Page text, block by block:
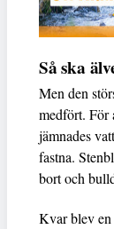
Så ska
Men den
medfört. För
jämnades
fastna.
bort och
Kvar blev en